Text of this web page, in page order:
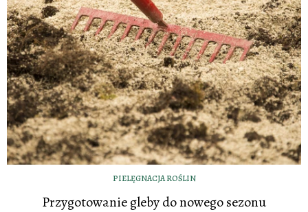
PIELĘGNACJA ROŚLIN
Przygotowanie gleby do nowego sezonu